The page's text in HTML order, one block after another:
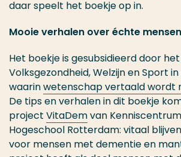
daar speelt het boekje op in.
Mooie verhalen over échte mensen
Het boekje is gesubsidieerd door
Volksgezondheid, Welzijn en Sport
waarinwetenschap vertaald wordt
De tips en verhalen in dit boekje
project VitaDemvan
Hogeschool Rotterdam: vitaal
voor mensen met dementie en